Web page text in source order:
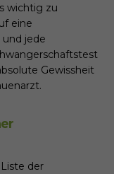
wichtig zu
eine
und jede
Gewissheit
der